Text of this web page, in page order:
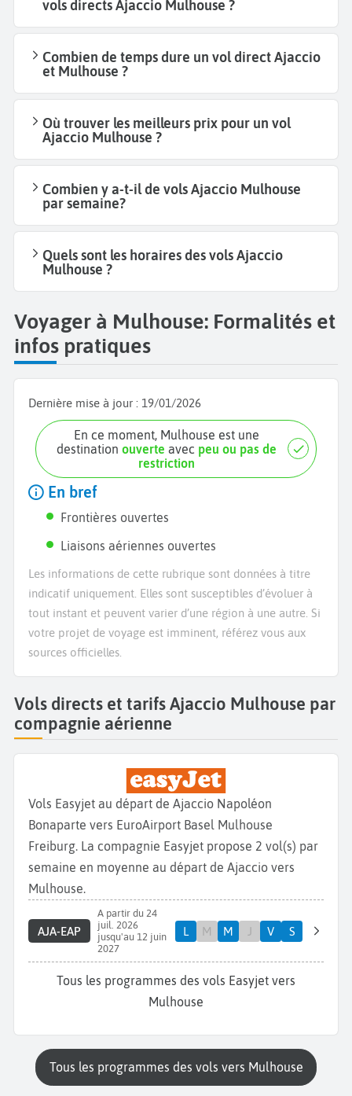
vols directs Ajaccio Mulhouse ?
Combien de temps dure un vol direct Ajaccio
et Mulhouse ?
Où trouver les meilleurs prix pour un vol
Ajaccio Mulhouse ?
Combien y a-t-il de vols Ajaccio Mulhouse
par semaine?
Quels sont les horaires des vols Ajaccio
Mulhouse ?
Voyager à Mulhouse: Formalités et
infos pratiques
Dernière mise à jour : 19/01/2026
En ce moment, Mulhouse est une
destinationouverte avec peu ou pas de
restriction
En bref
Frontières ouvertes
Liaisons aériennes ouvertes
Les informations de cette rubrique sont données à titre
indicatif uniquement. Elles sont susceptibles d’évoluer à
tout instant et peuvent varier d’une région à une autre. Si
votre projet de voyage est imminent, référez vous aux
sources officielles.
Vols directs et tarifs Ajaccio Mulhouse par
compagnie aérienne
Vols Easyjet au départ de Ajaccio Napoléon
Bonaparte vers EuroAirport Basel Mulhouse
Freiburg. La compagnie Easyjet propose 2 vol(s) par
semaine en moyenne au départ de Ajaccio vers
Mulhouse.
AJA-EAP
A partir du 24
juil. 2026
jusqu'au 12 juin
2027
L M M J V S
Tous les programmes des vols Easyjet vers
Mulhouse
Tous les programmes des vols vers Mulhouse